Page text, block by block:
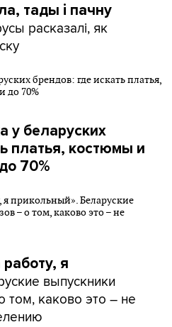
тады і пачну
расказалі, як
у беларуских
платья, костюмы и
70%
я
выпускники
том, каково это – не